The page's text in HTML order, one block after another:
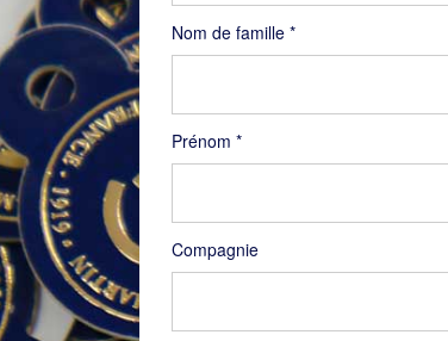
Nom de famille *
Prénom *
Compagnie